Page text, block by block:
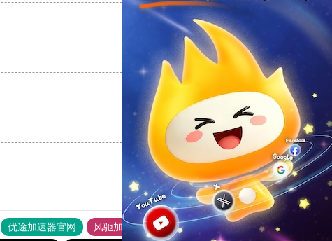
支持[0] 反对
支持[0] 反对[0]
优途加速器官网 风驰加速器 旋风加速器